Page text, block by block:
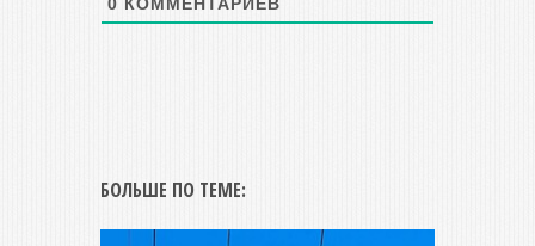
БОЛЬШЕ ПО ТЕМЕ: